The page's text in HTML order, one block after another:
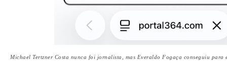
Michael Tertzner Costa nunca foi jornalista, mas Everaldo Fogaça conseguiu para